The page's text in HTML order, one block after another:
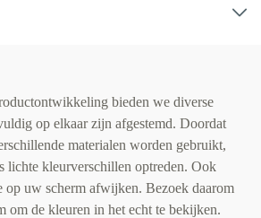
bieden we diverse
op elkaar zijn afgestemd. Doordat
materialen worden gebruikt,
lichte kleurverschillen optreden. Ook
op uw scherm afwijken. Bezoek daarom
om de kleuren in het echt te bekijken.